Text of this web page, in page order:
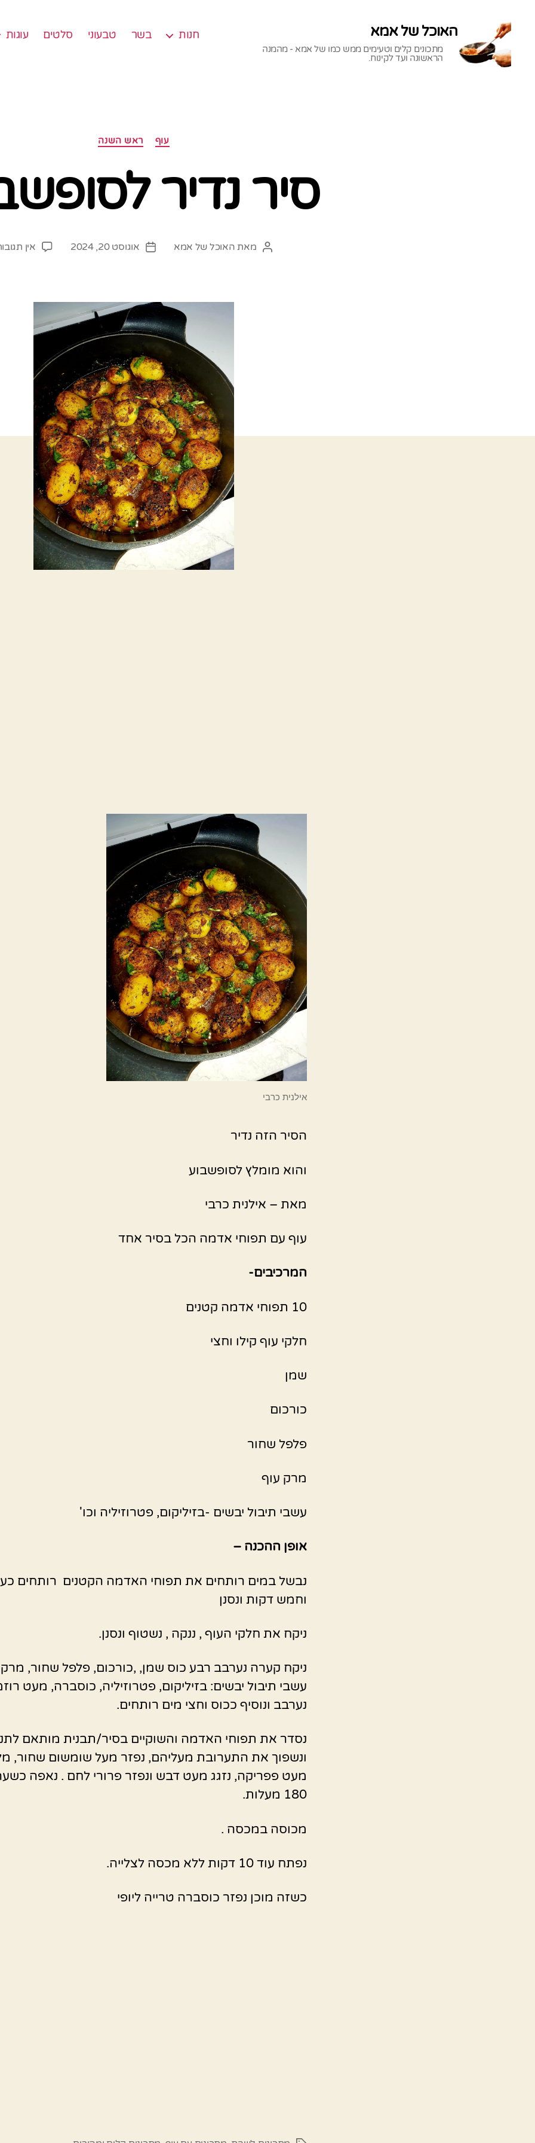
האוכל של אמא
מתכונים קלים וטעימים ממש כמו של אמא - מהמנה
הראשונה ועד לקינוח.
חנות בשר טבעוני סלטים עוגות
קטגוריות עוף ראש השנה
סיר נדיר
המחבר
מאת האוכל של אמא
תאריךאוגוסט 20, 2024 אין
אילנית כרבי
הסיר הזה נדיר
והוא מומלץ לסופשבוע
מאת – אילנית כרבי
עוף עם תפוחי אדמה הכל בסיר אחד
המרכיבים-
10 תפוחי אדמה קטנים
חלקי עוף קילו וחצי
שמן
כורכום
פלפל שחור
מרק עוף
עשבי תיבול יבשים -בזיליקום, פטרוזיליה וכו'
אופן ההכנה –
נבשל במים רותחים את תפוחי האדמה הקטנים רותחים
וחמש דקות ונסנן
ניקח את חלקי העוף , ננקה , נשטוף ונסנן.
ניקח קערה נערבב רבע כוס שמן, ,כורכום, פלפל שחור,
עשבי תיבול יבשים: בזיליקום, פטרוזיליה, כוסברה, מעט
נערבב ונוסיף ככוס וחצי מים רותחים.
נסדר את תפוחי האדמה והשוקיים בסיר/תבנית מותאם
ונשפוך את התערובת מעליהם, נפזר מעל שומשום שחור,
מעט פפריקה, נזגג מעט דבש ונפזר פרורי לחם . נאפה
180 מעלות.
מכוסה במכסה .
נפתח עוד 10 דקות ללא מכסה לצלייה.
כשזה מוכן נפזר כוסברה טרייה ליופי